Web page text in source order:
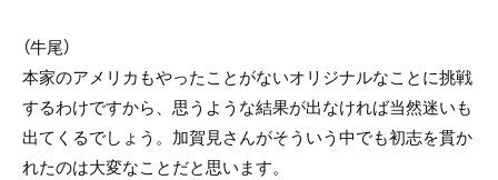
（牛尾）
本家のアメリカもやったことがないオリジナルなことに挑戦
するわけですから、思うような結果が出なければ当然迷いも
出てくるでしょう。加賀見さんがそういう中でも初志を貫か
れたのは大変なことだと思います。